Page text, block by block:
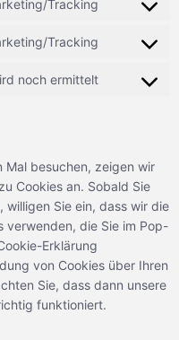
Tracking
Tracking
noch ermittelt
Mal besuchen, zeigen wir
Cookies an. Sobald Sie
willigen Sie ein, dass wir die
verwenden, die Sie im Pop-
Erklärung
von Cookies über Ihren
Sie, dass dann unsere
funktioniert.